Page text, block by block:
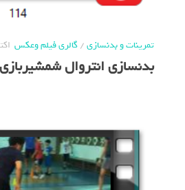
تمرینات و بدنسازی/گالری فیلم وعکس اکتبر 15, 2019
بدنسازی انتروال شمشیربازی 114